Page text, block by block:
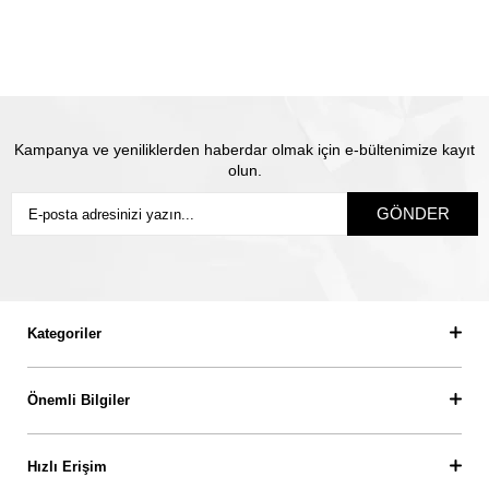
Kampanya ve yeniliklerden haberdar olmak için e-bültenimize kayıt
olun.
GÖNDER
Kategoriler
Önemli Bilgiler
Hızlı Erişim